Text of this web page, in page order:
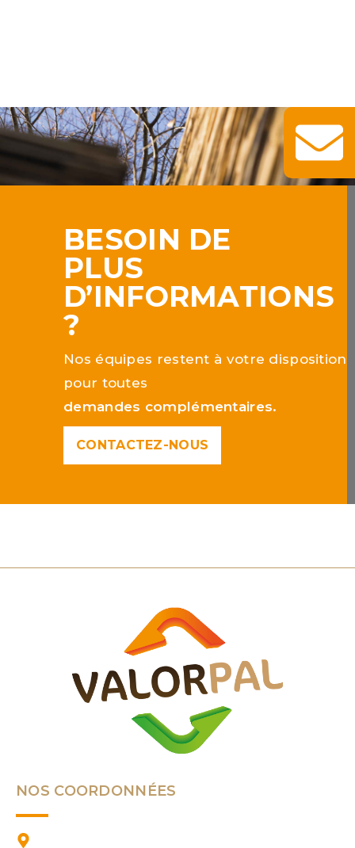
BESOIN DE
PLUS
D’INFORMATIONS
?
Nos équipes restent à votre disposition
pour toutes
demandes complémentaires.
CONTACTEZ-NOUS
NOS COORDONNÉES